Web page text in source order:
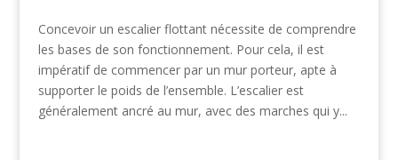
Concevoir un escalier flottant nécessite de comprendre
les bases de son fonctionnement. Pour cela, il est
impératif de commencer par un mur porteur, apte à
supporter le poids de l’ensemble. L’escalier est
généralement ancré au mur, avec des marches qui y...